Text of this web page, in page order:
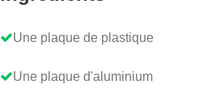
Une plaque de plastique
Une plaque d'aluminium